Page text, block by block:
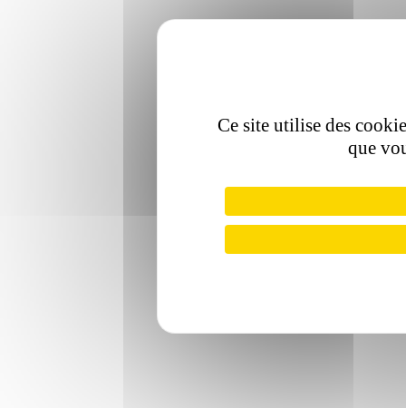
Ce site utilise des
que